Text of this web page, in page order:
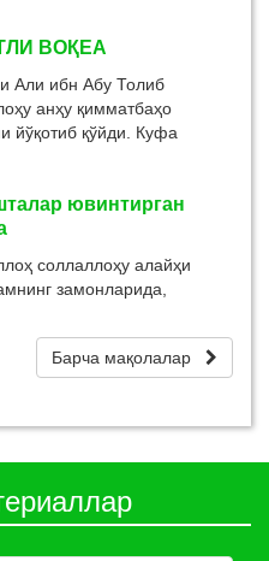
Бу иссиқдан
ВОҚЕА
Али ибн Абу Толиб
анҳу қимматбаҳо
йўқотиб қўйди. Куфа
ювинтирган
соллаллоҳу алайҳи
замонларида,
чорлай бошлади.
розияллоҳу анҳу бу
Барча мақолалар